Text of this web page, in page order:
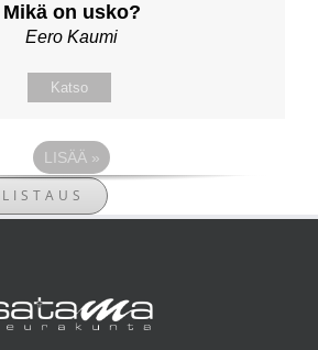
Mikä on usko?
Eero Kaumi
Katso
LISÄÄ »